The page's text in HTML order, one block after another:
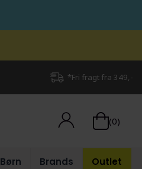
*Fri fragt fra 349,-
(0)
Børn Brands Outlet